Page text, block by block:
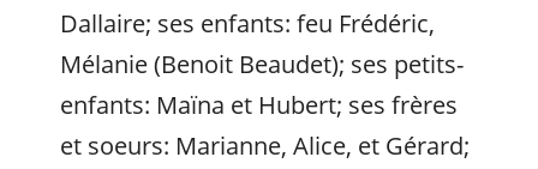
Dallaire; ses enfants: feu Frédéric,
Mélanie (Benoit Beaudet); ses petits-
enfants: Maïna et Hubert; ses frères
et soeurs: Marianne, Alice, et Gérard;